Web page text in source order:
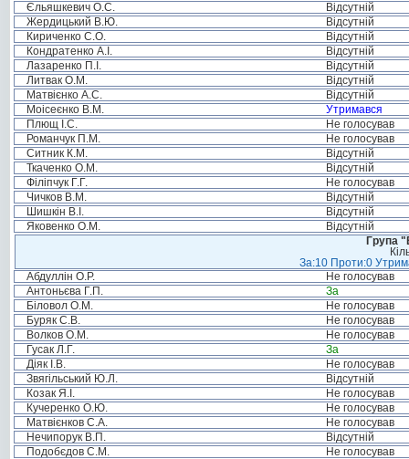
Єльяшкевич О.С.
Відсутній
Жердицький В.Ю.
Відсутній
Кириченко С.О.
Відсутній
Кондратенко А.І.
Відсутній
Лазаренко П.І.
Відсутній
Литвак О.М.
Відсутній
Матвієнко А.С.
Відсутній
Моісеєнко В.М.
Утримався
Плющ І.С.
Не голосував
Романчук П.М.
Не голосував
Ситник К.М.
Відсутній
Ткаченко О.М.
Відсутній
Філіпчук Г.Г.
Не голосував
Чичков В.М.
Відсутній
Шишкін В.І.
Відсутній
Яковенко О.М.
Відсутній
Група
За:10 Проти:0
Абдуллін О.Р.
Не голосував
Антоньєва Г.П.
За
Біловол О.М.
Не голосував
Буряк С.В.
Не голосував
Волков О.М.
Не голосував
Гусак Л.Г.
За
Діяк І.В.
Не голосував
Звягільський Ю.Л.
Відсутній
Козак Я.І.
Не голосував
Кучеренко О.Ю.
Не голосував
Матвієнков С.А.
Не голосував
Нечипорук В.П.
Відсутній
Подобєдов С.М.
Не голосував